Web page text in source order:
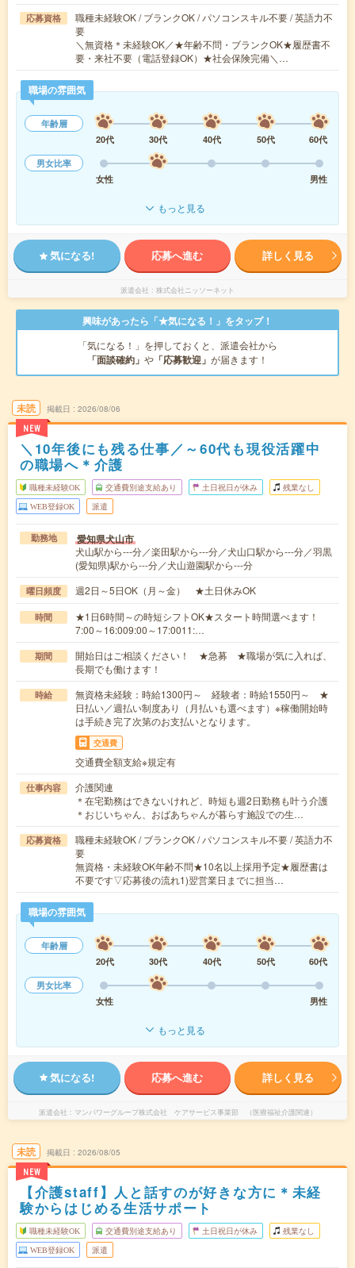
応募資格
職種未経験OK / ブランクOK / パソコンスキル不要 / 英語力不
要
＼無資格＊未経験OK／★年齢不問・ブランクOK★履歴書不
要・来社不要（電話登録OK）★社会保険完備＼…
職場の雰囲気
年齢層
20代
30代 40代 50代
60代
男女比率
女性
男性
もっと見る
気になる! 応募へ進む 詳しく見る
派遣会社 株式会社ニッソーネット
興味があったら「★気になる！」をタップ！
「気になる！」を押しておくと、派遣会社から
「面談確約」 や 「応募歓迎」 が届きます！
未読
NEW
掲載日 2026/08/06
＼10年後にも残る仕事／～60代も現役活躍中
の職場へ＊介護
職種未経験OK 交通費別途支給あり 土日祝日が休み 残業なし
WEB登録OK 派遣
勤務地 愛知県犬山市
犬山駅から---分／楽田駅から---分／犬山口駅から---分／羽黒
(愛知県)駅から---分／犬山遊園駅から---分
曜日頻度 週2日～5日OK（月～金） ★土日休みOK
時間
★1日6時間～の時短シフトOK★スタート時間選べます！
7:00～16:009:00～17:0011:…
期間
開始日はご相談ください！ ★急募 ★職場が気に入れば、
長期でも働けます！
時給
無資格未経験：時給1300円～ 経験者：時給1550円～ ★
日払い／週払い制度あり（月払いも選べます）※稼働開始時
は手続き完了次第のお支払いとなります。
交通費
交通費全額支給※規定有
仕事内容
介護関連
＊在宅勤務はできないけれど、時短も週2日勤務も叶う介護
＊おじいちゃん、おばあちゃんが暮らす施設での生…
応募資格
職種未経験OK / ブランクOK / パソコンスキル不要 / 英語力不
要
無資格・未経験OK年齢不問★10名以上採用予定★履歴書は
不要です▽応募後の流れ1)翌営業日までに担当…
職場の雰囲気
年齢層
20代
30代 40代 50代
60代
男女比率
女性
男性
もっと見る
気になる! 応募へ進む 詳しく見る
派遣会社 マンパワーグループ株式会社 ケアサービス事業部 （医療福祉介護関連）
未読
NEW
掲載日 2026/08/05
【介護staff】人と話すのが好きな方に＊未経
験からはじめる生活サポート
職種未経験OK 交通費別途支給あり 土日祝日が休み 残業なし
WEB登録OK 派遣